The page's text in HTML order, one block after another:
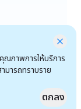
ภาพการให้บริการ
ารถทราบราย
ตกลง